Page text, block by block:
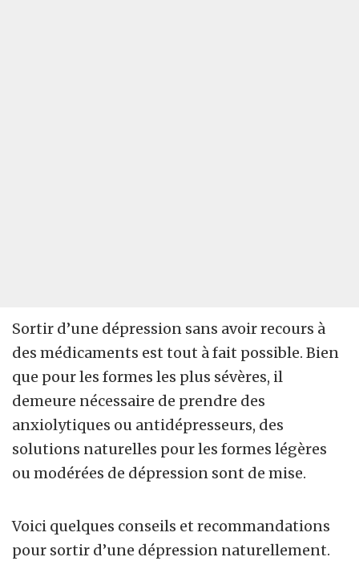
Sortir d’une dépression sans avoir recours à
des médicaments est tout à fait possible. Bien
que pour les formes les plus sévères, il
demeure nécessaire de prendre des
anxiolytiques ou antidépresseurs, des
solutions naturelles pour les formes légères
ou modérées de dépression sont de mise.
Voici quelques conseils et recommandations
pour sortir d’une dépression naturellement.